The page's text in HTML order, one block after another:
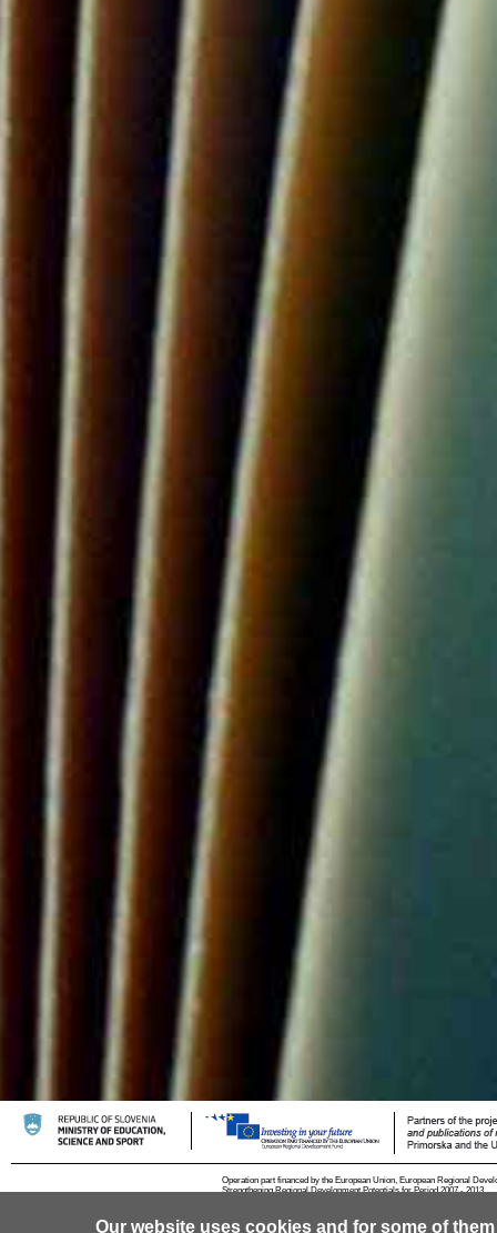
Our website uses cookies and for some of
Operation part financed by the European Union, European Regional
Strengthening Regional Development Potentials for Period 2007 - 2013.